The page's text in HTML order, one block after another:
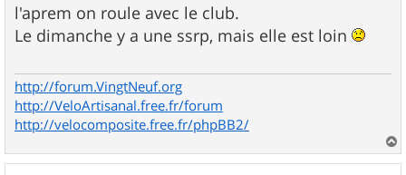
s
s
a
l'aprem on roule avec le club.
Le dimanche y a une ssrp, mais elle est loin
http://forum.VingtNeuf.org
http://VeloArtisanal.free.fr/forum
http://velocomposite.free.fr/phpBB2/
a